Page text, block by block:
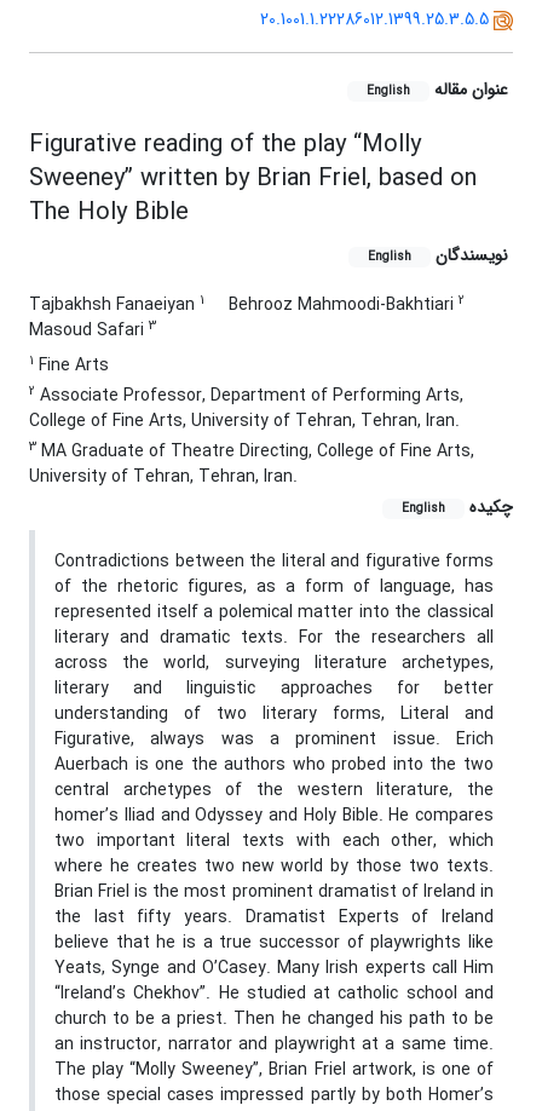
20.1001.1.22286012.1399.25.3.5.5
عنوان مقاله English
Figurative reading of the play “Molly
Sweeney” written by Brian Friel, based on
The Holy Bible
نویسندگان English
Tajbakhsh Fanaeiyan 1 Behrooz Mahmoodi-Bakhtiari 2
Masoud Safari 3
1 Fine Arts
2 Associate Professor, Department of Performing Arts,
College of Fine Arts, University of Tehran, Tehran, Iran.
3 MA Graduate of Theatre Directing, College of Fine Arts,
University of Tehran, Tehran, Iran.
چکیده
English
Contradictions between the literal and figurative forms
of the rhetoric figures, as a form of language, has
represented itself a polemical matter into the classical
literary and dramatic texts. For the researchers all
across the world, surveying literature archetypes,
literary and linguistic approaches for better
understanding of two literary forms, Literal and
Figurative, always was a prominent issue. Erich
Auerbach is one the authors who probed into the two
central archetypes of the western literature, the
homer’s Iliad and Odyssey and Holy Bible. He compares
two important literal texts with each other, which
where he creates two new world by those two texts.
Brian Friel is the most prominent dramatist of Ireland in
the last fifty years. Dramatist Experts of Ireland
believe that he is a true successor of playwrights like
Yeats, Synge and O’Casey. Many Irish experts call Him
“Ireland’s Chekhov”. He studied at catholic school and
church to be a priest. Then he changed his path to be
an instructor, narrator and playwright at a same time.
The play “Molly Sweeney”, Brian Friel artwork, is one of
those special cases impressed partly by both Homer’s